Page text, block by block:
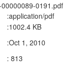
0191.pdf
:application/pdf
:1002.4 KB
:Oct 1, 2010
: 813